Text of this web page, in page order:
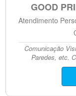
GOOD
Atendimento
Comunicação
Paredes, etc.